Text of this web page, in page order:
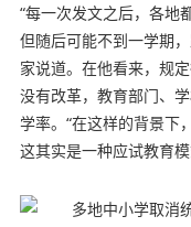
“每一次发文之后，各地
但随后可能不到一学期
家说道。在他看来，规
没有改革，教育部门、
学率。“在这样的背景下
这其实是一种应试教育